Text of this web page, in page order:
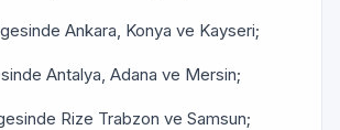
Ankara, Konya ve Kayseri;
Antalya, Adana ve Mersin;
Rize Trabzon ve Samsun;